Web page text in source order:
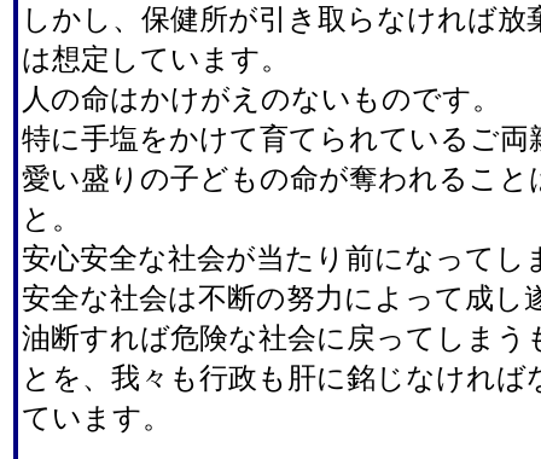
しかし、保健所が引き取らなければ放
は想定しています。
人の命はかけがえのないものです。
特に手塩をかけて育てられているご両
愛い盛りの子どもの命が奪われること
と。
安心安全な社会が当たり前になってし
安全な社会は不断の努力によって成し
油断すれば危険な社会に戻ってしまう
とを、我々も行政も肝に銘じなければ
ています。